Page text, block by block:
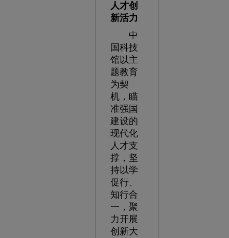
人才创
新活力
中
国科技
馆以主
题教育
为契
机，瞄
准强国
建设的
现代化
人才支
撑，坚
持以学
促行、
知行合
一，聚
力开展
创新大